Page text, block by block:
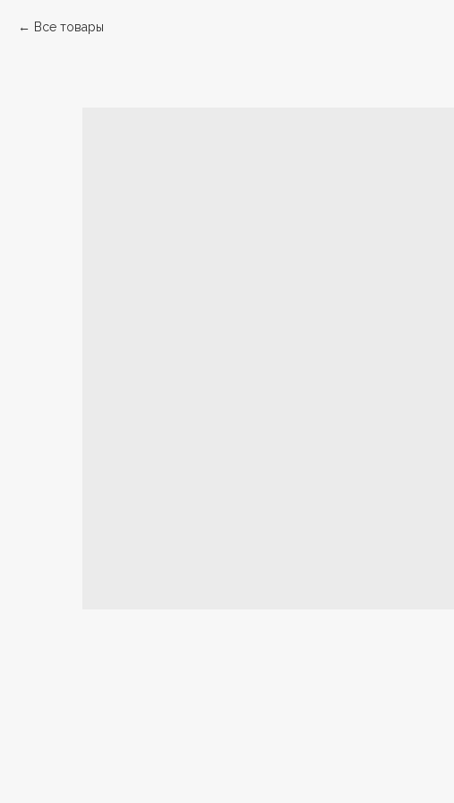
Все товары